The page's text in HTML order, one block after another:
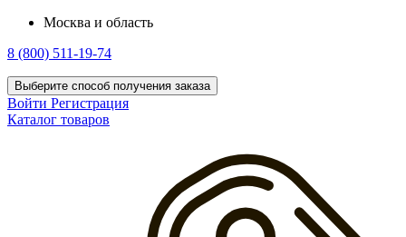
Москва и область
8 (800) 511-19-74
Выберите способ получения заказа
Войти Регистрация
Каталог товаров